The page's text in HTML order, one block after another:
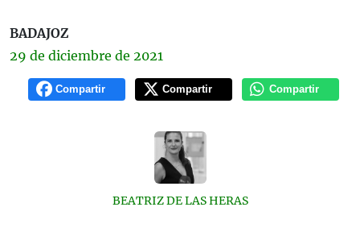
BADAJOZ
29 de diciembre de 2021
Compartir Compartir Compartir
BEATRIZ DE LAS HERAS